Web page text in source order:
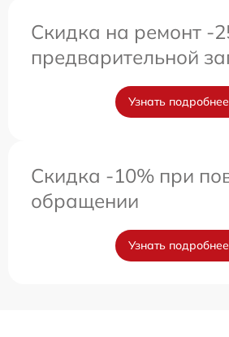
Скидка на ремонт -
предварительной
Узнать подробнее
Скидка -10% при
обращении
Узнать подробнее